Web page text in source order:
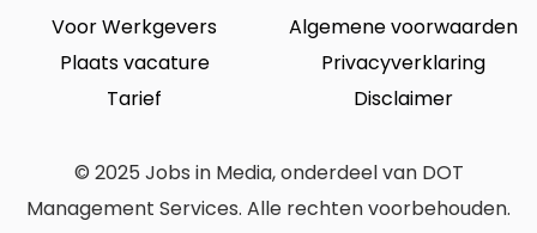
Voor Werkgevers
Plaats vacature
Tarief
Algemene voorwaarden
Privacyverklaring
Disclaimer
© 2025 Jobs in Media, onderdeel van DOT
Management Services. Alle rechten voorbehouden.